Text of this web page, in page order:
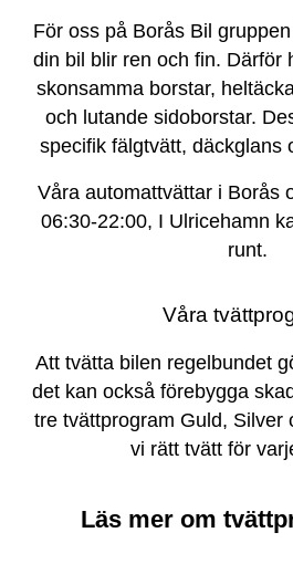
För oss på Borås Bil
din bil blir ren och fin. Därför
skonsamma borstar,
och lutande sidoborstar.
specifik fälgtvätt, däckglans
Våra automattvättar i Borås
06:30-22:00, I Ulricehamn
runt.
Våra
Att tvätta bilen regelbundet
det kan också förebygga
tre tvättprogram Guld, Silver
vi rätt tvätt för
Läs mer om